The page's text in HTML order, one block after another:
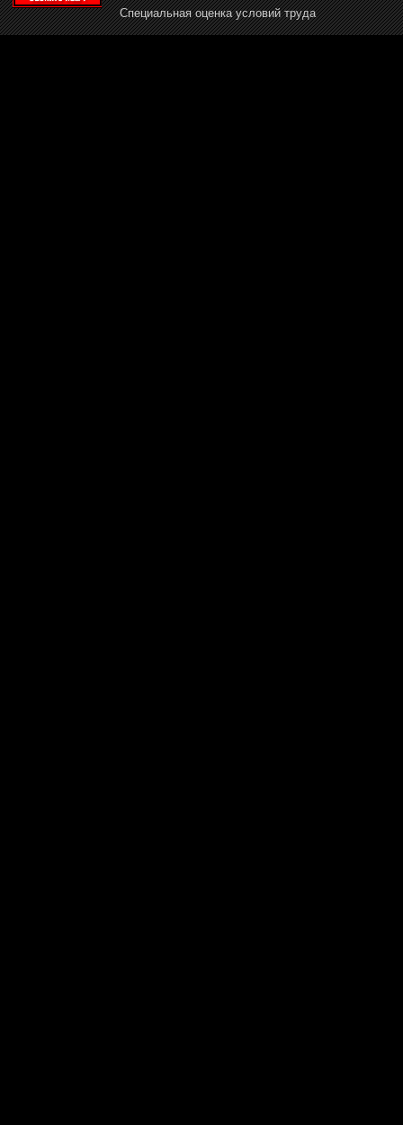
Специальная оценка условий труда